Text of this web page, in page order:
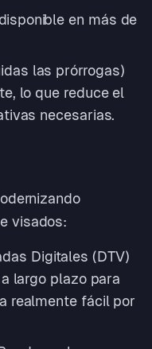
en más de
las prórrogas)
lo que reduce el
necesarias.
visados:
Digitales (DTV)
largo plazo para
realmente fácil por